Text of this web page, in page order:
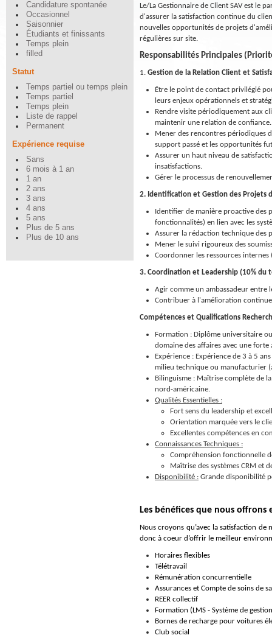
Candidature spontanée
Occasionnel
Saisonnier
Étudiants et finissants
Temps plein
filled
Statut
Temps partiel ou temps plein
Temps partiel
Temps plein
Liste de rappel
Permanent
Expérience requise
Sans
6 mois à 1 an
1 an
2 ans
3 ans
4 ans
5 ans
Plus de 5 ans
Plus de 10 ans
Le/La Gestionnaire de Client SAV est le
d'assurer la satisfaction continue du
nouvelles opportunités de projets
régulières sur site.
Responsabilités Principales
1. Gestion de la Relation Client et
Être le point de contact privilégié
leurs enjeux opérationnels et
Rendre visite périodiquement aux
maintenir une relation de confiance.
Mener des rencontres périodiques
support passé et les opportunités
Assurer un haut niveau de
insatisfactions.
Gérer le processus de
2. Identification et Gestion des Projets
Identifier de manière proactive des
fonctionnalités) en lien avec les
Assurer la rédaction technique des
Mener le suivi rigoureux des
Coordonner les ressources internes
3. Coordination et Leadership (10% du
Agir comme un ambassadeur entre
Contribuer à l'amélioration
Compétences et Qualifications
Formation : Diplôme universitaire
domaine des affaires avec une
Expérience : Expérience de 3 à 5
milieu technique ou manufacturier
Bilinguisme : Maîtrise complète de
nord-américaine.
Qualités Essentielles :
Fort sens du leadership et
Orientation marquée vers le
Excellentes compétences en
Connaissances Techniques :
Compréhension fonctionnelle
Maîtrise des systèmes CRM et
Disponibilité : Grande disponibilité
Les bénéfices que nous
Nous croyons qu’avec la satisfaction
donc à coeur d’offrir le meilleur
Horaires flexibles
Télétravail
Rémunération concurrentielle
Assurances et Compte de soins de
REER collectif
Formation (LMS - Système de
Bornes de recharge pour voitures
Club social